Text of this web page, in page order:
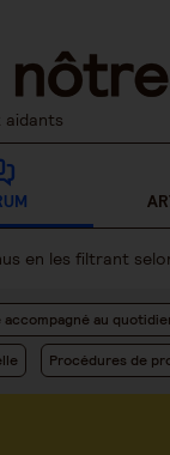
aidants
en les filtrant
accompagné au
Procédures de